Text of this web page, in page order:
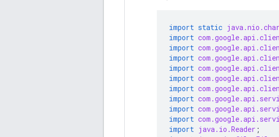
import static
import
import
import
import
import
import
import
import
import
import java.io.Reader ;